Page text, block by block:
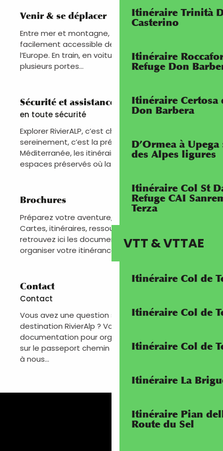
Itinéraire Trinità
Casterino
Itinéraire
Refuge Don
Itinéraire Certosa
Don Barbera
D’Ormea à
des Alpes ligures
Itinéraire Col St
Refuge CAI
Terza
VTT & VTTAE
Itinéraire Col de
Itinéraire Col de
Itinéraire Col de
Itinéraire La
Itinéraire Pian
Route du Sel
Venir & se déplacer
Entre mer et montagne, Le territoire RivierALP est
facilement accessible depuis la France, l’Italie et
l’Europe. En train, en voiture, en bus ou en avion,
plusieurs portes...
Sécurité et assistance
en toute sécurité
Explorer RivierALP, c’est choisir l’aventure. La vivre
sereinement, c’est la préparer. Entre Alpes et
Méditerranée, les itinéraires traversent des
espaces préservés où la...
Brochures
Préparez votre aventure, téléchargez l’essentiel
Cartes, itinéraires, ressources pratiques…
retrouvez ici les documents indispensables pour
organiser votre itinérance sur...
Contact
Contact
Vous avez une question sur la
destination RivierAlp ? Vous avez besoin de
documentation pour organiser votre séjour ou
sur le passeport chemin RivierAlp ? N’hésitez pas
à nous...